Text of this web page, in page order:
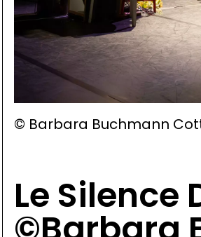
© Barbara Buchmann
Le Silence